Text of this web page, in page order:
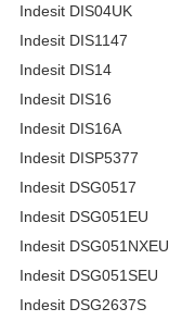
Indesit DIS04UK
Indesit DIS1147
Indesit DIS14
Indesit DIS16
Indesit DIS16A
Indesit DISP5377
Indesit DSG0517
Indesit DSG051EU
Indesit DSG051NXEU
Indesit DSG051SEU
Indesit DSG2637S